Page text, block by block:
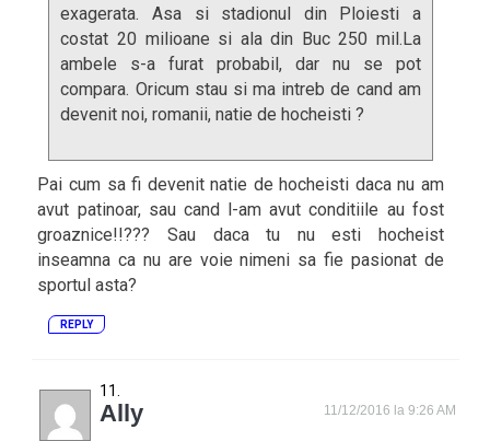
exagerata. Asa si stadionul din Ploiesti a
costat 20 milioane si ala din Buc 250 mil.La
ambele s-a furat probabil, dar nu se pot
compara. Oricum stau si ma intreb de cand am
devenit noi, romanii, natie de hocheisti ?
Pai cum sa fi devenit natie de hocheisti daca nu am
avut patinoar, sau cand l-am avut conditiile au fost
groaznice!!??? Sau daca tu nu esti hocheist
inseamna ca nu are voie nimeni sa fie pasionat de
sportul asta?
REPLY
Ally 11/12/2016 la 9:26 AM